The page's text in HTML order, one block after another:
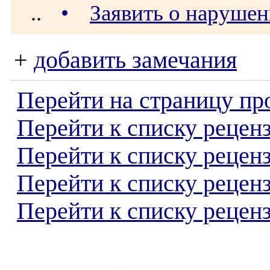
.. • Заявить о
+ добавить замечания
Перейти на страницу
Перейти к списку
Перейти к списку
Перейти к списку
Перейти к списку